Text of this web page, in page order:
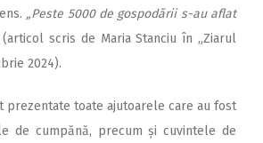
„Peste 5000 de gospodării s-au aflat
scris de Maria Stanciu în „Ziarul
2024).
prezentate toate ajutoarele care au fost
de cumpănă, precum și cuvintele de